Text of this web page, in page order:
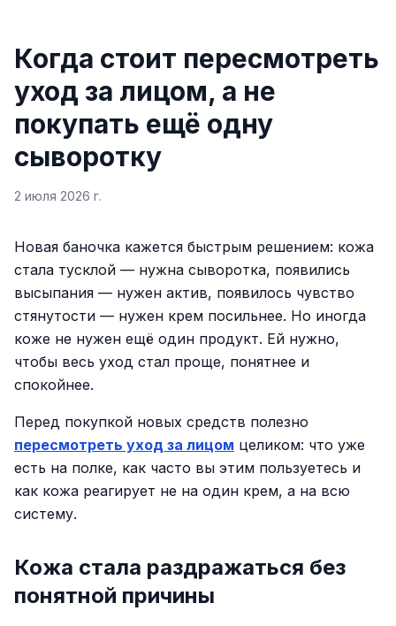
Когда стоит пересмотреть
уход за лицом, а не
покупать ещё одну
сыворотку
2 июля 2026 г.
Новая баночка кажется быстрым решением: кожа
стала тусклой — нужна сыворотка, появились
высыпания — нужен актив, появилось чувство
стянутости — нужен крем посильнее. Но иногда
коже не нужен ещё один продукт. Ей нужно,
чтобы весь уход стал проще, понятнее и
спокойнее.
Перед покупкой новых средств полезно
пересмотреть уход за лицом целиком: что уже
есть на полке, как часто вы этим пользуетесь и
как кожа реагирует не на один крем, а на всю
систему.
Кожа стала раздражаться без
понятной причины